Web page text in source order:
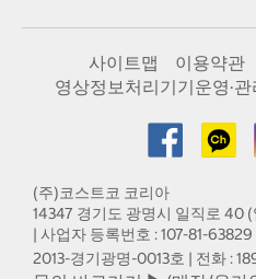
사이트맵 이용약관
영상정보처리기기운영·관
(주)코스트코 코리아
14347 경기도 광명시 일직로 40
| 사업자 등록번호 : 107-81-
2013-경기광명-0013호 | 전화 :